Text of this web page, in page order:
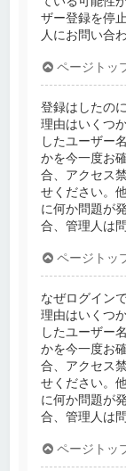
ザー登録を停
人にお問い合
ページトッ
登録はしたの
理由はいくつ
したユーザー
かを今一度お
合、アクセス
せください。
に何か問題が
合、管理人は
ページトッ
なぜログイン
理由はいくつ
したユーザー
かを今一度お
合、アクセス
せください。
に何か問題が
合、管理人は
ページトッ